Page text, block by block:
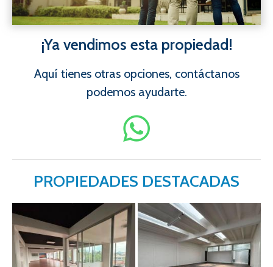
¡Ya vendimos esta propiedad!
Aquí tienes otras opciones, contáctanos
podemos ayudarte.
PROPIEDADES DESTACADAS